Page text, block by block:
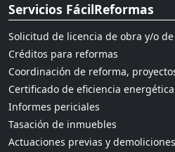
Servicios FácilReformas
Solicitud de licencia de obra y/o
Créditos para reformas
Coordinación de reforma,
Certificado de eficiencia
Informes periciales
Tasación de inmuebles
Actuaciones previas y demoliciones